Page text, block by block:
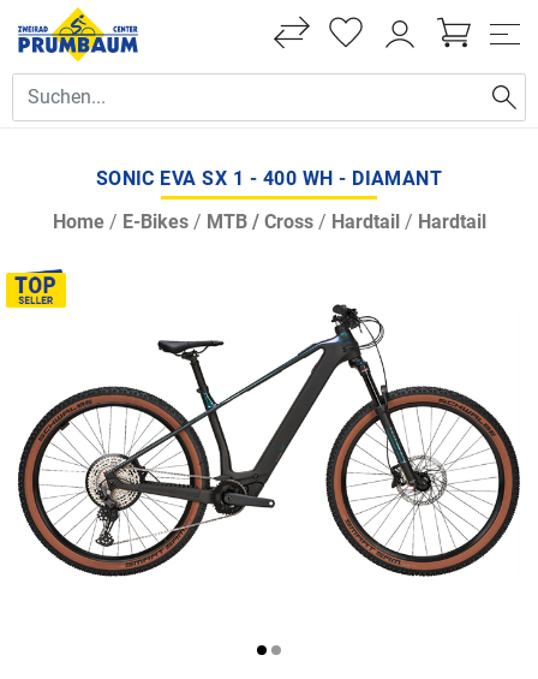
SONIC EVA SX 1 - 400 WH - DIAMANT
Home/ E-Bikes/ MTB / Cross/ Hardtail/ Hardtail